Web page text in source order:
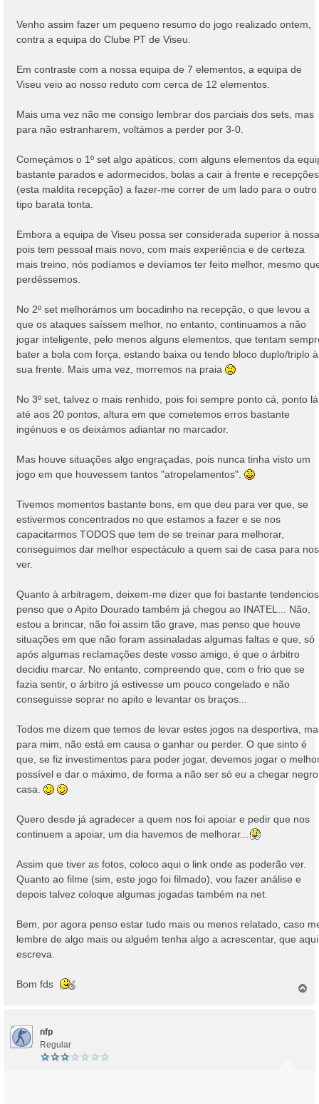
g
e
Venho assim fazer um pequeno resumo do jogo realizado ontem,
contra a equipa do Clube PT de Viseu.
Em contraste com a nossa equipa de 7 elementos, a equipa de
Viseu veio ao nosso reduto com cerca de 12 elementos.
Mais uma vez não me consigo lembrar dos parciais dos sets, mas
para não estranharem, voltámos a perder por 3-0.
Começámos o 1º set algo apáticos, com alguns elementos da
bastante parados e adormecidos, bolas a cair à frente e recepções
(esta maldita recepção) a fazer-me correr de um lado para o outro
tipo barata tonta.
Embora a equipa de Viseu possa ser considerada superior à
pois tem pessoal mais novo, com mais experiência e de certeza
mais treino, nós podíamos e devíamos ter feito melhor, mesmo
perdêssemos.
No 2º set melhorámos um bocadinho na recepção, o que levou a
que os ataques saíssem melhor, no entanto, continuamos a não
jogar inteligente, pelo menos alguns elementos, que tentam
bater a bola com força, estando baixa ou tendo bloco duplo/triplo à
sua frente. Mais uma vez, morremos na praia
No 3º set, talvez o mais renhido, pois foi sempre ponto cá, ponto
até aos 20 pontos, altura em que cometemos erros bastante
ingénuos e os deixámos adiantar no marcador.
Mas houve situações algo engraçadas, pois nunca tinha visto um
jogo em que houvessem tantos "atropelamentos".
Tivemos momentos bastante bons, em que deu para ver que, se
estivermos concentrados no que estamos a fazer e se nos
capacitarmos TODOS que tem de se treinar para melhorar,
conseguimos dar melhor espectáculo a quem sai de casa para nos
ver.
Quanto à arbitragem, deixem-me dizer que foi bastante
penso que o Apito Dourado também já chegou ao INATEL... Não,
estou a brincar, não foi assim tão grave, mas penso que houve
situações em que não foram assinaladas algumas faltas e que, só
após algumas reclamações deste vosso amigo, é que o árbitro
decidiu marcar. No entanto, compreendo que, com o frio que se
fazia sentir, o árbitro já estivesse um pouco congelado e não
conseguisse soprar no apito e levantar os braços...
Todos me dizem que temos de levar estes jogos na desportiva,
para mim, não está em causa o ganhar ou perder. O que sinto é
que, se fiz investimentos para poder jogar, devemos jogar o
possível e dar o máximo, de forma a não ser só eu a chegar
casa.
Quero desde já agradecer a quem nos foi apoiar e pedir que nos
continuem a apoiar, um dia havemos de melhorar...
Assim que tiver as fotos, coloco aqui o link onde as poderão ver.
Quanto ao filme (sim, este jogo foi filmado), vou fazer análise e
depois talvez coloque algumas jogadas também na net.
Bem, por agora penso estar tudo mais ou menos relatado, caso
lembre de algo mais ou alguém tenha algo a acrescentar, que
escreva.
Bom fds
nfp
Regular